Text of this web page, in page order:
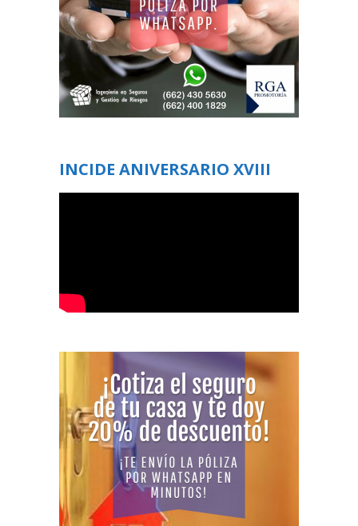
INCIDE ANIVERSARIO XVIII